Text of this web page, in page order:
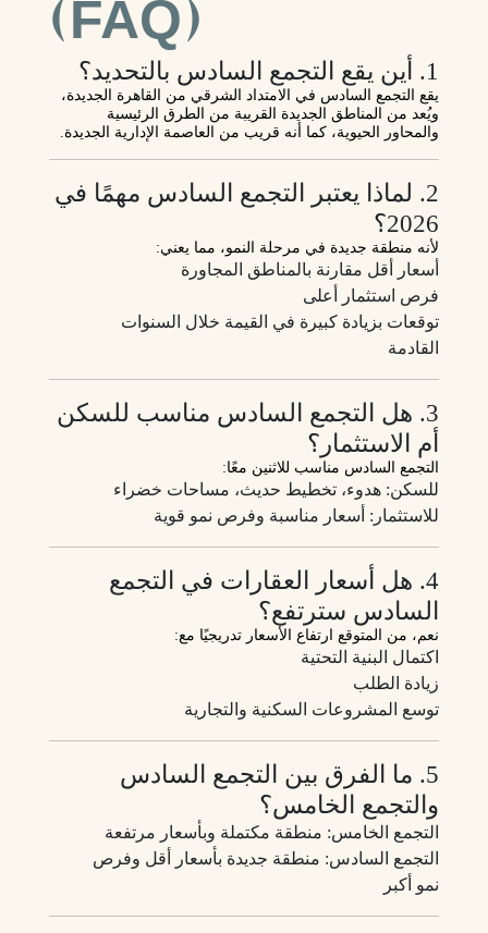
(FAQ)
1. أين يقع التجمع السادس بالتحديد؟
يقع التجمع السادس في الامتداد الشرقي من القاهرة الجديدة،
ويُعد من المناطق الجديدة القريبة من الطرق الرئيسية
والمحاور الحيوية، كما أنه قريب من العاصمة الإدارية الجديدة.
2. لماذا يعتبر التجمع السادس مهمًا في
2026؟
لأنه منطقة جديدة في مرحلة النمو، مما يعني:
أسعار أقل مقارنة بالمناطق المجاورة
فرص استثمار أعلى
توقعات بزيادة كبيرة في القيمة خلال السنوات
القادمة
3. هل التجمع السادس مناسب للسكن
أم الاستثمار؟
التجمع السادس مناسب للاثنين معًا:
للسكن: هدوء، تخطيط حديث، مساحات خضراء
للاستثمار: أسعار مناسبة وفرص نمو قوية
4. هل أسعار العقارات في التجمع
السادس سترتفع؟
نعم، من المتوقع ارتفاع الأسعار تدريجيًا مع:
اكتمال البنية التحتية
زيادة الطلب
توسع المشروعات السكنية والتجارية
5. ما الفرق بين التجمع السادس
والتجمع الخامس؟
التجمع الخامس: منطقة مكتملة وبأسعار مرتفعة
التجمع السادس: منطقة جديدة بأسعار أقل وفرص
نمو أكبر